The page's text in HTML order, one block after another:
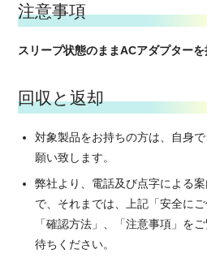
注意事項
スリープ状態のままACアダプターを
回収と返却
対象製品をお持ちの方は、自身
願い致します。
弊社より、電話及び点字による
で、それまでは、上記「安全に
「確認方法」、「注意事項」を
待ちください。